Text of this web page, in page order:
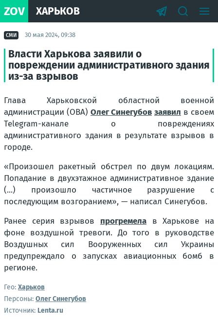
ZOV ХАРЬКОВ
СМИ 30 мая 2024, 09:38
Власти Харькова заявили о
повреждении административного здания
из-за взрывов
Глава Харьковской областной военной
администрации (ОВА) Олег Синегубов заявил в своем
Telegram-канале о повреждениях
административного здания в результате взрывов в
городе.
«Произошел ракетный обстрел по двум локациям.
Попадание в двухэтажное административное здание
(...) произошло частичное разрушение с
последующим возгоранием», — написал Синегубов.
Ранее серия взрывов прогремела в Харькове на
фоне воздушной тревоги. До того в руководстве
Воздушных сил Вооруженных сил Украины
предупреждало о запусках авиационных бомб в
регионе.
Гео: Харьков
Персоны: Олег Синегубов
Источник: Lenta.ru